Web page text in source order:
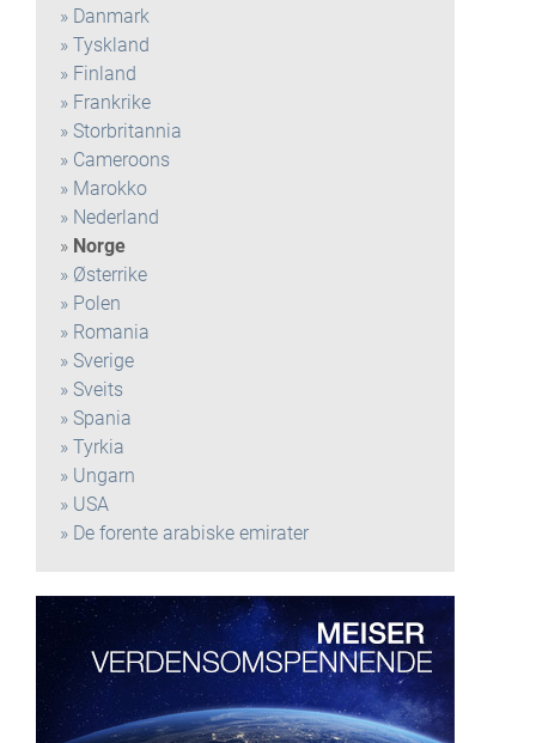
Danmark
Tyskland
Finland
Frankrike
Storbritannia
Cameroons
Marokko
Nederland
Norge
Østerrike
Polen
Romania
Sverige
Sveits
Spania
Tyrkia
Ungarn
USA
De forente arabiske emirater